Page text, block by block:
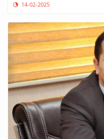
14-02-2025